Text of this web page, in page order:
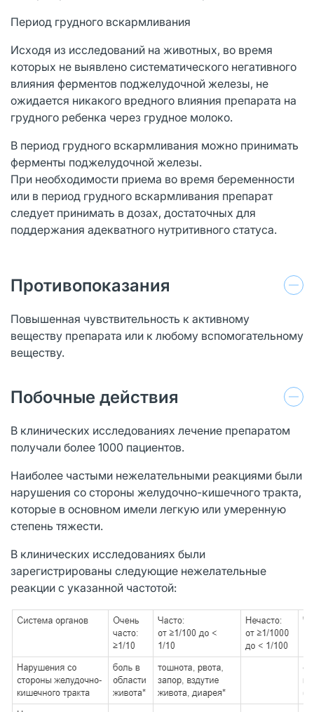
Период грудного вскармливания
Исходя из исследований на животных, во время
которых не выявлено систематического негативного
влияния ферментов поджелудочной железы, не
ожидается никакого вредного влияния препарата на
грудного ребенка через грудное молоко.
В период грудного вскармливания можно принимать
ферменты поджелудочной железы.
При необходимости приема во время беременности
или в период грудного вскармливания препарат
следует принимать в дозах, достаточных для
поддержания адекватного нутритивного статуса.
Противопоказания
Повышенная чувствительность к активному
веществу препарата или к любому вспомогательному
веществу.
Побочные действия
В клинических исследованиях лечение препаратом
получали более 1000 пациентов.
Наиболее частыми нежелательными реакциями были
нарушения со стороны желудочно-кишечного тракта,
которые в основном имели легкую или умеренную
степень тяжести.
В клинических исследованиях были
зарегистрированы следующие нежелательные
реакции с указанной частотой: